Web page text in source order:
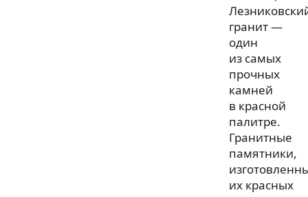
гранит —
один
из самых
прочных
камней
в красной
палитре.
Гранитные
памятники,
их красных